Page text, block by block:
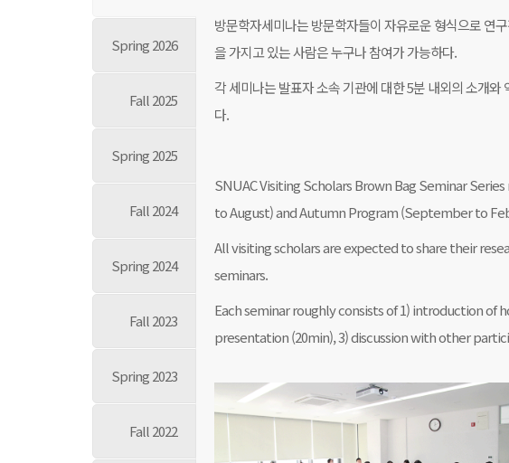
Spring 2026
Fall 2025
Spring 2025
Fall 2024
Spring 2024
Fall 2023
Spring 2023
Fall 2022
방문학자세미나는 방문학자들이 자유로운 형식으로 연
을 가지고 있는 사람은 누구나 참여가 가능하다.
각 세미나는 발표자 소속 기관에 대한 5분 내외의 소개
다.
SNUAC Visiting Scholars Brown Bag Seminar
to August) and Autumn Program (September to
All visiting scholars are expected to share their
seminars.
Each seminar roughly consists of 1) introduction
presentation (20min), 3) discussion with other